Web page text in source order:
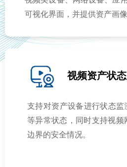
可视化界面，并提供资产画像
支持对资产设备进行状态
等异常状态，同时支持视
边界的安全情况。
视频资产状